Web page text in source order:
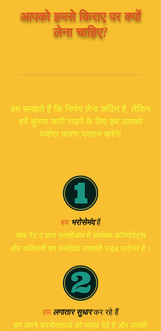
आपको हमसे किराए पर क्यों
लेना चाहिए?
हम समझते हैं कि निर्णय लेना कठिन है, लेकिन
हमें चुनना जारी रखने के लिए हम आपको
पर्याप्त कारण प्रदान करेंगे!
हम भरोसेमंदहैं
सेफ रेंट ए कार एनसीआर में असंख्य कॉरपोरेट्स
और व्यक्तियों का पसंदीदा लक्ज़री राइड पार्टनर है।
हम लगातार सुधारकर रहे हैं
हम अपने उपभोक्ताओं को महत्व देते हैं और उनकी